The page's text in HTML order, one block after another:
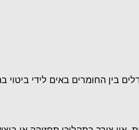
בין החומרים באים לידי ביטוי